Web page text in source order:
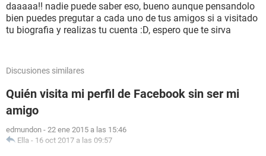
daaaaa!! nadie puede saber eso, bueno aunque pensandolo
bien puedes pregutar a cada uno de tus amigos si a visitado
tu biografia y realizas tu cuenta :D, espero que te sirva
Discusiones similares
Quién visita mi perfil de Facebook sin ser mi
amigo
edmundon - 22 ene 2015 a las 15:46
Ella - 16 oct 2017 a las 09:57